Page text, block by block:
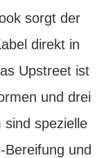
sorgt der
direkt in
Upstreet ist
und drei
sind spezielle
und